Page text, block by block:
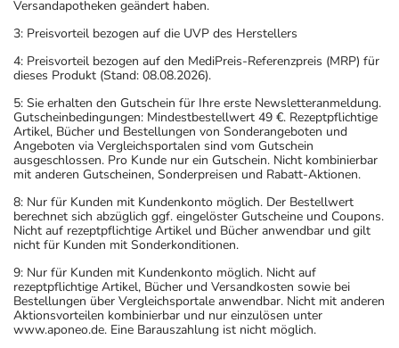
Versandapotheken geändert haben.
3: Preisvorteil bezogen auf die UVP des Herstellers
4: Preisvorteil bezogen auf den MediPreis-Referenzpreis (MRP) für
dieses Produkt (Stand: 08.08.2026).
5: Sie erhalten den Gutschein für Ihre erste Newsletteranmeldung.
Gutscheinbedingungen: Mindestbestellwert 49 €. Rezeptpflichtige
Artikel, Bücher und Bestellungen von Sonderangeboten und
Angeboten via Vergleichsportalen sind vom Gutschein
ausgeschlossen. Pro Kunde nur ein Gutschein. Nicht kombinierbar
mit anderen Gutscheinen, Sonderpreisen und Rabatt-Aktionen.
8: Nur für Kunden mit Kundenkonto möglich. Der Bestellwert
berechnet sich abzüglich ggf. eingelöster Gutscheine und Coupons.
Nicht auf rezeptpflichtige Artikel und Bücher anwendbar und gilt
nicht für Kunden mit Sonderkonditionen.
9: Nur für Kunden mit Kundenkonto möglich. Nicht auf
rezeptpflichtige Artikel, Bücher und Versandkosten sowie bei
Bestellungen über Vergleichsportale anwendbar. Nicht mit anderen
Aktionsvorteilen kombinierbar und nur einzulösen unter
www.aponeo.de. Eine Barauszahlung ist nicht möglich.